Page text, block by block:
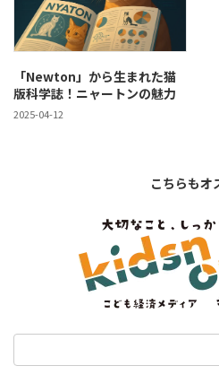
「Newton」から生まれた猫
版科学誌！ニャートンの魅力
2025-04-12
こちらもオ